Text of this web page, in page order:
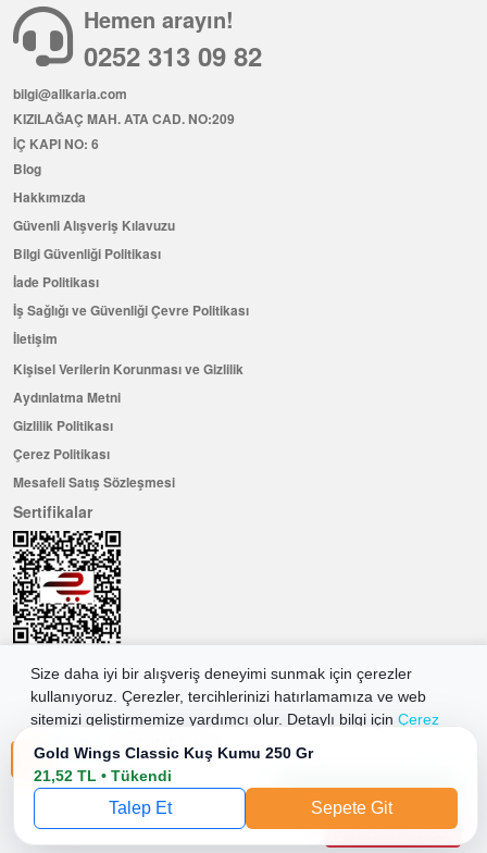
Gold Wings Classic Kuş Kumu 250 Gr
21,52 TL • Tükendi
Talep Et Sepete Git
Size daha iyi bir alışveriş deneyimi sunmak için çerezler
kullanıyoruz. Çerezler, tercihlerinizi hatırlamamıza ve web
sitemizi geliştirmemize yardımcı olur. Detaylı bilgi için Çerez
Tüm Çerezleri Kabul Et
Çerezleri Reddet
Hemen arayın!
0252 313 09 82
bilgi@allkaria.com
KIZILAĞAÇ MAH. ATA CAD. NO:209
İÇ KAPI NO: 6
Blog
Hakkımızda
Güvenli Alışveriş Kılavuzu
Bilgi Güvenliği Politikası
İade Politikası
İş Sağlığı ve Güvenliği Çevre Politikası
İletişim
Kişisel Verilerin Korunması ve Gizlilik
Aydınlatma Metni
Gizlilik Politikası
Çerez Politikası
Mesafeli Satış Sözleşmesi
Sertifikalar
Hemen Üye Olun ...ve 100 ₺ değerinde indirim kuponu kazanın
Üye Ol
2026 Allkaria Elektronik Tic. A.Ş. Her Hakkı Saklıdır.